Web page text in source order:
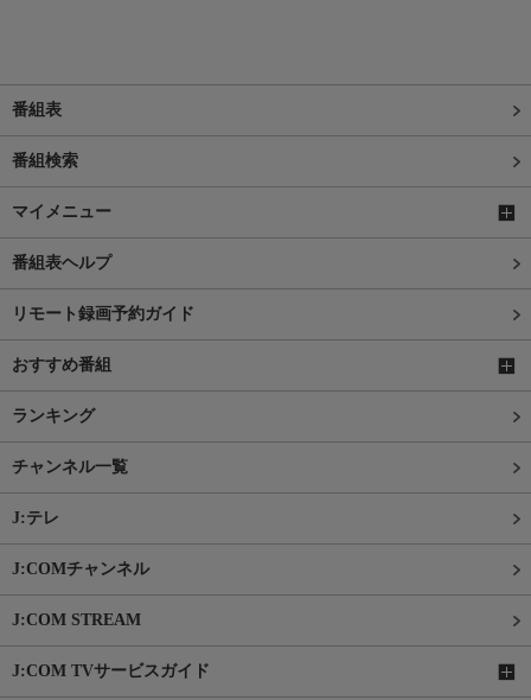
番組表
番組検索
マイメニュー
番組表ヘルプ
リモート録画予約ガイド
おすすめ番組
ランキング
チャンネル一覧
J:テレ
J:COMチャンネル
J:COM STREAM
J:COM TVサービスガイド